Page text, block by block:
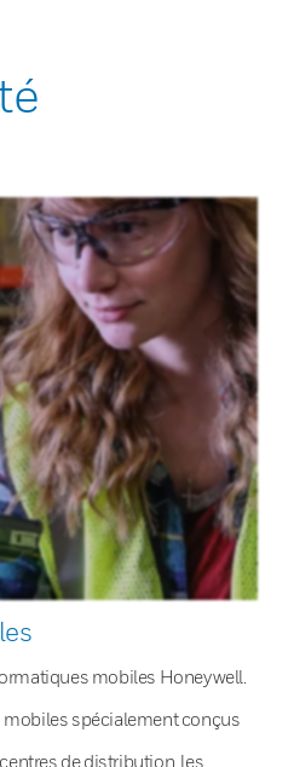
mobiles Honeywell.
spécialement conçus
de distribution, les